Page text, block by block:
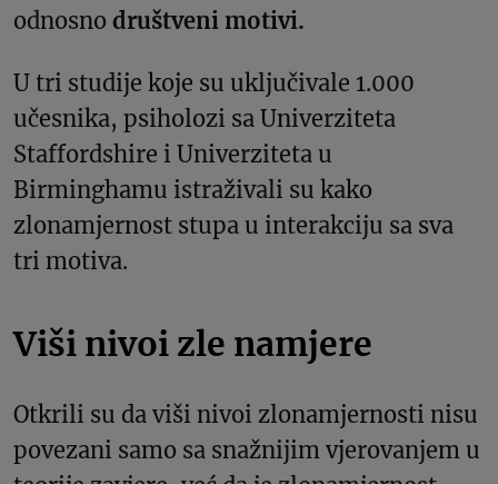
odnosno društveni motivi.
U tri studije koje su uključivale 1.000
učesnika, psiholozi sa Univerziteta
Staffordshire i Univerziteta u
Birminghamu istraživali su kako
zlonamjernost stupa u interakciju sa sva
tri motiva.
Viši nivoi zle namjere
Otkrili su da viši nivoi zlonamjernosti nisu
povezani samo sa snažnijim vjerovanjem u